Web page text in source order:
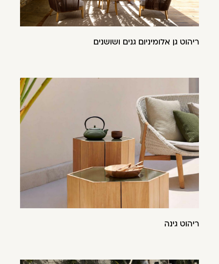
ריהוט גן אלומיניום גנים ושושנים
ריהוט גינה